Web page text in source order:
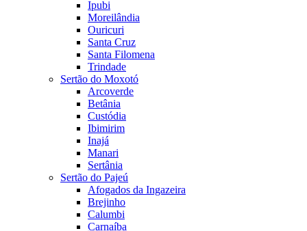
Ipubi
Moreilândia
Ouricuri
Santa Cruz
Santa Filomena
Trindade
Sertão do Moxotó
Arcoverde
Betânia
Custódia
Ibimirim
Inajá
Manari
Sertânia
Sertão do Pajeú
Afogados da Ingazeira
Brejinho
Calumbi
Carnaíba